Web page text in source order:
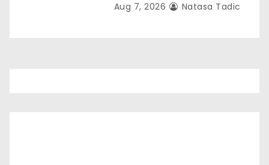
Aug 7, 2026 Natasa Tadic